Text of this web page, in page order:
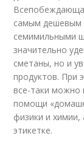
самым дешевым
семимильными
значительно
сметаны, но и
продуктов. При
все-таки можно
помощи
физики и химии,
этикетке.